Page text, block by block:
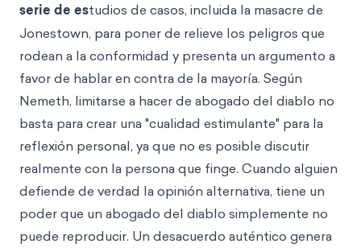
serie de estudios de casos, incluida la masacre de
Jonestown, para poner de relieve los peligros que
rodean a la conformidad y presenta un argumento a
favor de hablar en contra de la mayoría. Según
Nemeth, limitarse a hacer de abogado del diablo no
basta para crear una "cualidad estimulante" para la
reflexión personal, ya que no es posible discutir
realmente con la persona que finge. Cuando alguien
defiende de verdad la opinión alternativa, tiene un
poder que un abogado del diablo simplemente no
puede reproducir. Un desacuerdo auténtico genera